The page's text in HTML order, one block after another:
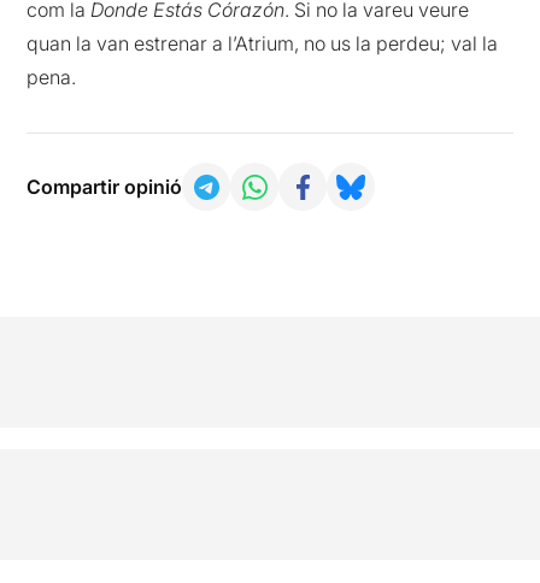
com laDonde Estás Córazón. Si no la vareu veure
quan la van estrenar a l’Atrium, no us la perdeu; val la
pena.
Compartir opinió